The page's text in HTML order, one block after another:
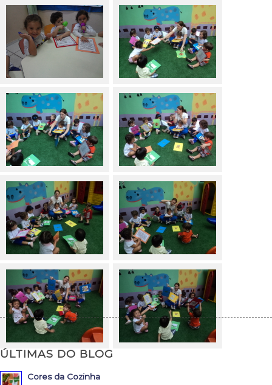
ÚLTIMAS DO BLOG
Cores da Cozinha